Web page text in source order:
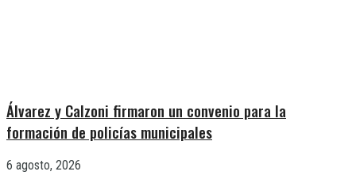
Álvarez y Calzoni firmaron un convenio para la
formación de policías municipales
6 agosto, 2026